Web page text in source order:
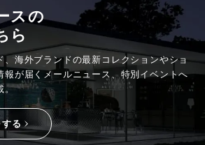
スの
ら
、海外ブランドの最新コレクションやショ
報が届くメールニュース、特別イベントへ
。
る